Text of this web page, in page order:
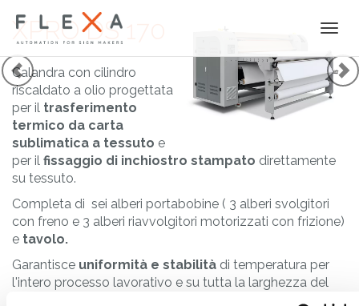
XPRO DS 170
Calandra con cilindro
riscaldato a olio progettata
per il trasferimento
termico da carta
sublimatica a tessuto e
per il fissaggio di inchiostro stampato direttamente
su tessuto.
Completa di sei alberi portabobine ( 3 alberi svolgitori
con freno e 3 alberi riavvolgitori motorizzati con frizione)
e tavolo.
Garantisce uniformità e stabilità di temperatura per
l'intero processo lavorativo e su tutta la larghezza del